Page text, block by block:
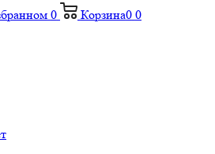
0 Корзина0 0